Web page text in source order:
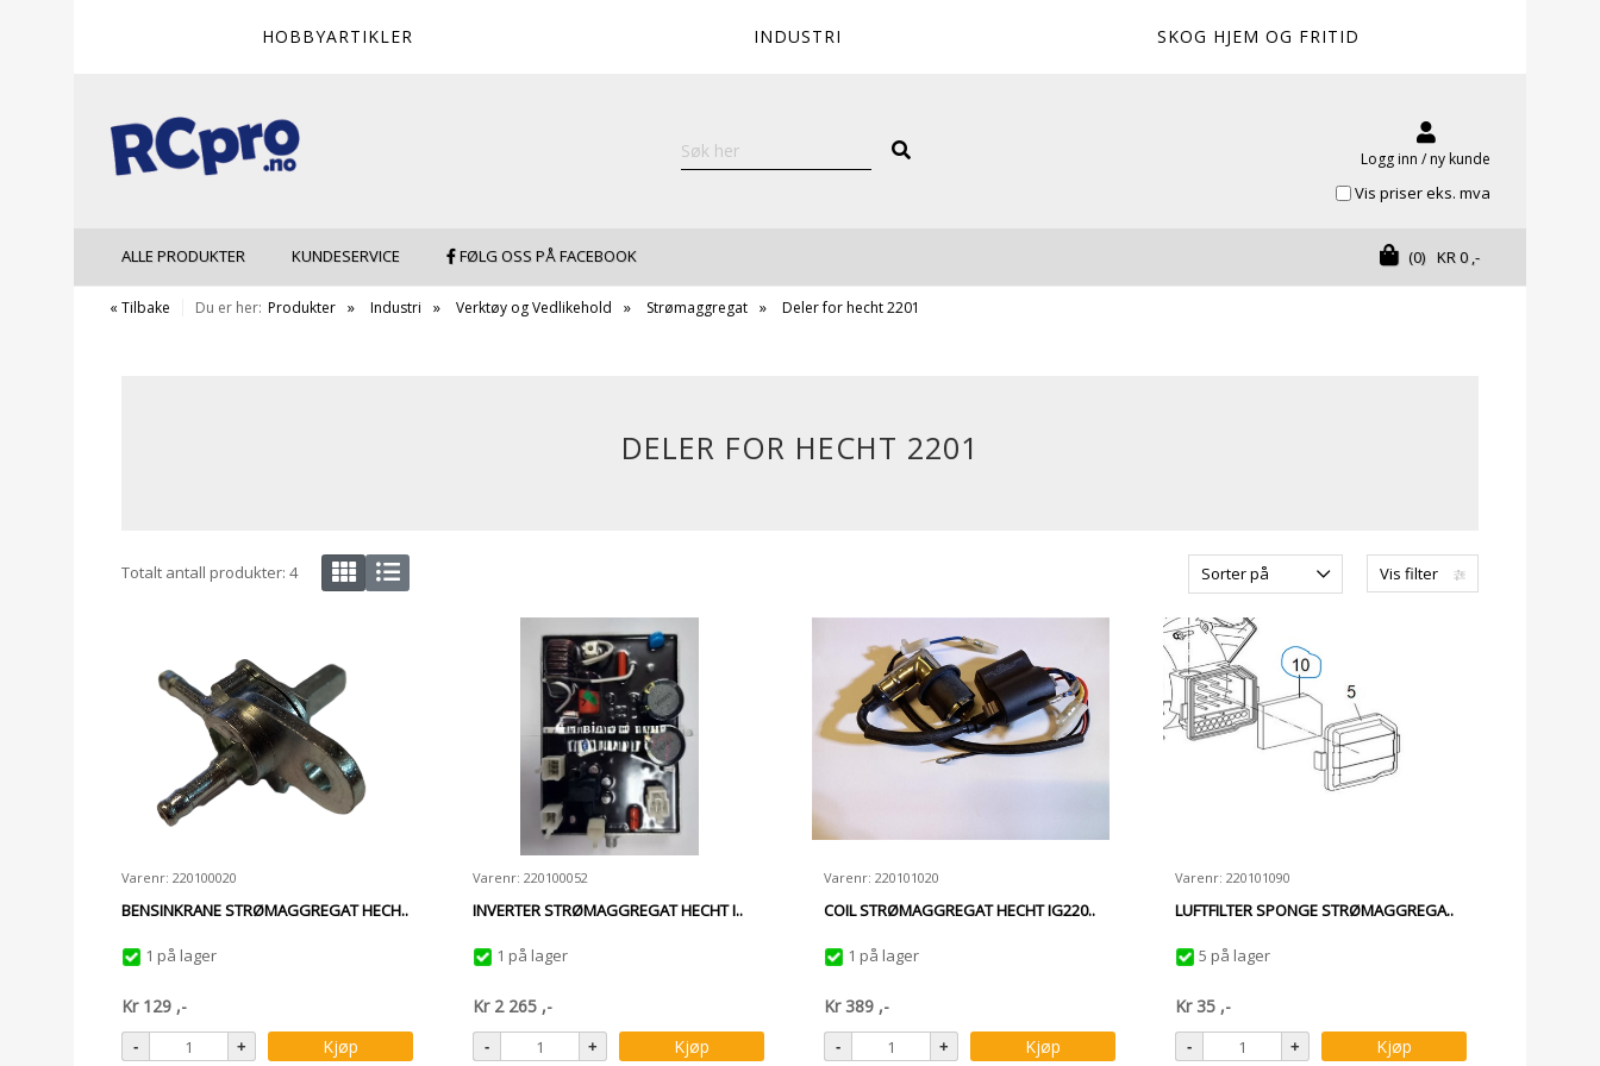
HOBBYARTIKLER INDUSTRI SKOG HJEM OG FRITID
Logg inn / ny kunde
Vis priser eks. mva
ALLE PRODUKTER KUNDESERVICE FØLG OSS PÅ FACEBOOK KR0,-
(0)
« Tilbake Du er her: Produkter Industri Verktøy og Vedlikehold Strømaggregat Deler for hecht 2201
DELER FOR HECHT 2201
Totalt antall produkter: 4 Vis filter
Sorter på
Varenr: 220100020
BENSINKRANE STRØMAGGREGAT HECH..
1 på lager
Kr 129 ,-
Kjøp
Varenr: 220100052
INVERTER STRØMAGGREGAT HECHT I..
1 på lager
Kr 2 265 ,-
Kjøp
Varenr: 220101020
COIL STRØMAGGREGAT HECHT IG220..
1 på lager
Kr389 ,-
Kjøp
Varenr: 220101090
LUFTFILTER SPONGE STRØMAGGREGA..
5 på lager
Kr35 ,-
Kjøp